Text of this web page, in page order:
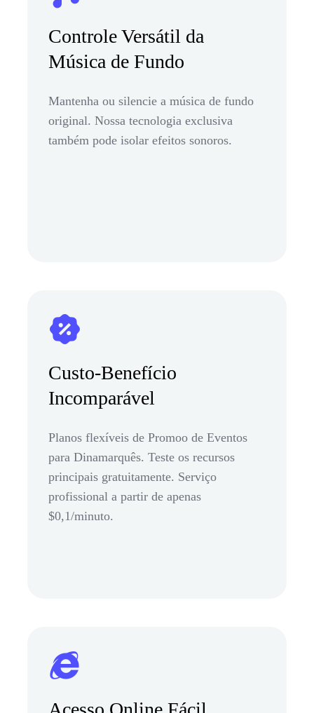
Controle Versátil da
Música de Fundo
Mantenha ou silencie a música de fundo
original. Nossa tecnologia exclusiva
também pode isolar efeitos sonoros.
Custo-Benefício
Incomparável
Planos flexíveis de Promoo de Eventos
para Dinamarquês. Teste os recursos
principais gratuitamente. Serviço
profissional a partir de apenas
$0,1/minuto.